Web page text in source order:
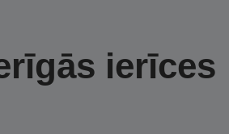
ierīces